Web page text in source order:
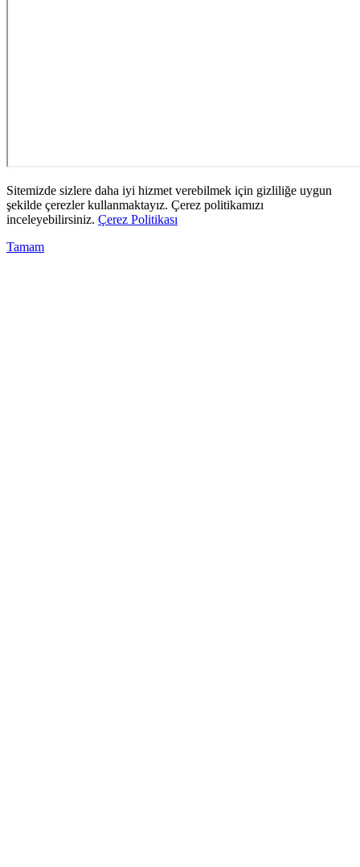
Sitemizde sizlere daha iyi hizmet verebilmek için gizliliğe uygun
şekilde çerezler kullanmaktayız. Çerez politikamızı
inceleyebilirsiniz. Çerez Politikası
Tamam